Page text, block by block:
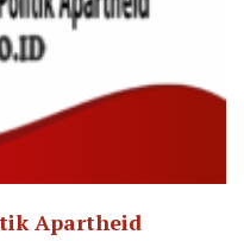
Apartheid